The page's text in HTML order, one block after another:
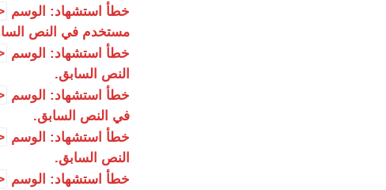
خطأ استشهاد: الوسم
مستخدم في النص
خطأ استشهاد: الوسم
النص السابق.
خطأ استشهاد: الوسم
في النص السابق.
خطأ استشهاد: الوسم
النص السابق.
خطأ استشهاد: الوسم